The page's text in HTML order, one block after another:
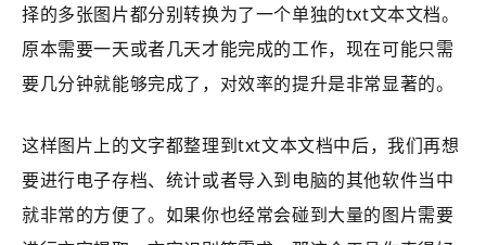
择的多张图片都分别转换为了一个单独的txt文本文档。
原本需要一天或者几天才能完成的工作，现在可能只需
要几分钟就能够完成了，对效率的提升是非常显著的。
这样图片上的文字都整理到txt文本文档中后，我们再想
要进行电子存档、统计或者导入到电脑的其他软件当中
就非常的方便了。如果你也经常会碰到大量的图片需要